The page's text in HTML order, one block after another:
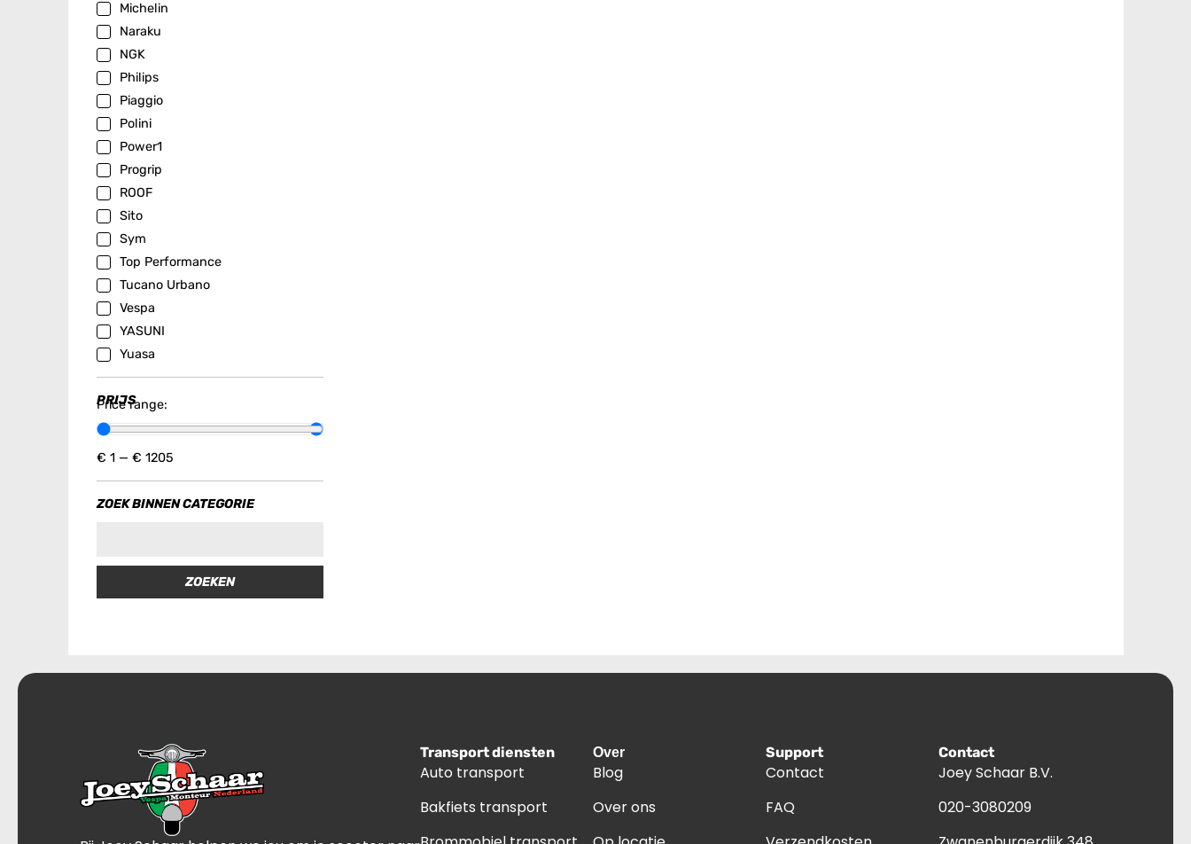
Michelin
Naraku
NGK
Philips
Piaggio
Polini
Power1
Progrip
ROOF
Sito
Sym
Top Performance
Tucano Urbano
Vespa
YASUNI
Yuasa
PRIJS
Price range:
€ 1 — € 1205
ZOEK BINNEN CATEGORIE
ZOEKEN
Transport diensten
Auto transport
Bakfiets transport
Over
Blog
Over ons
Support
Contact
FAQ
Contact
Joey Schaar B.V.
020-3080209